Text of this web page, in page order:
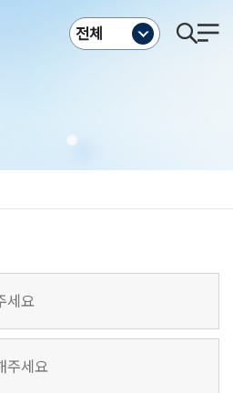
전체